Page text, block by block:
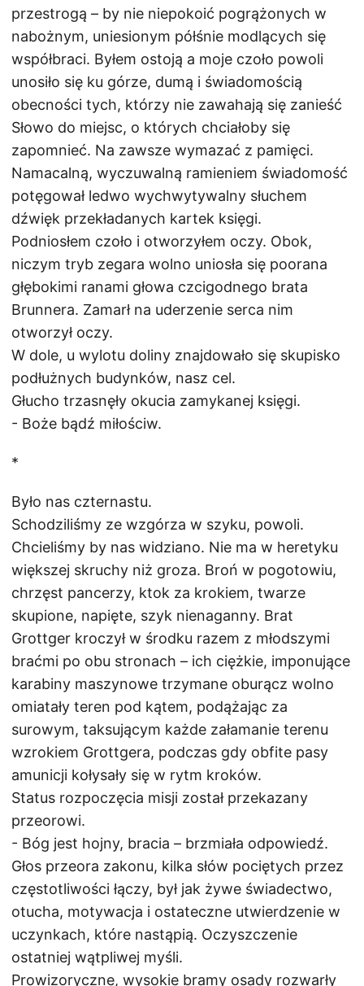
przestrogą – by nie niepokoić pogrążonych w
nabożnym, uniesionym półśnie modlących się
współbraci. Byłem ostoją a moje czoło powoli
unosiło się ku górze, dumą i świadomością
obecności tych, którzy nie zawahają się zanieść
Słowo do miejsc, o których chciałoby się
zapomnieć. Na zawsze wymazać z pamięci.
Namacalną, wyczuwalną ramieniem świadomość
potęgował ledwo wychwytywalny słuchem
dźwięk przekładanych kartek księgi.
Podniosłem czoło i otworzyłem oczy. Obok,
niczym tryb zegara wolno uniosła się poorana
głębokimi ranami głowa czcigodnego brata
Brunnera. Zamarł na uderzenie serca nim
otworzył oczy.
W dole, u wylotu doliny znajdowało się skupisko
podłużnych budynków, nasz cel.
Głucho trzasnęły okucia zamykanej księgi.
- Boże bądź miłościw.
*
Było nas czternastu.
Schodziliśmy ze wzgórza w szyku, powoli.
Chcieliśmy by nas widziano. Nie ma w heretyku
większej skruchy niż groza. Broń w pogotowiu,
chrzęst pancerzy, ktok za krokiem, twarze
skupione, napięte, szyk nienaganny. Brat
Grottger kroczył w środku razem z młodszymi
braćmi po obu stronach – ich ciężkie, imponujące
karabiny maszynowe trzymane oburącz wolno
omiatały teren pod kątem, podążając za
surowym, taksującym każde załamanie terenu
wzrokiem Grottgera, podczas gdy obfite pasy
amunicji kołysały się w rytm kroków.
Status rozpoczęcia misji został przekazany
przeorowi.
- Bóg jest hojny, bracia – brzmiała odpowiedź.
Głos przeora zakonu, kilka słów pociętych przez
częstotliwości łączy, był jak żywe świadectwo,
otucha, motywacja i ostateczne utwierdzenie w
uczynkach, które nastąpią. Oczyszczenie
ostatniej wątpliwej myśli.
Prowizoryczne, wysokie bramy osady rozwarły